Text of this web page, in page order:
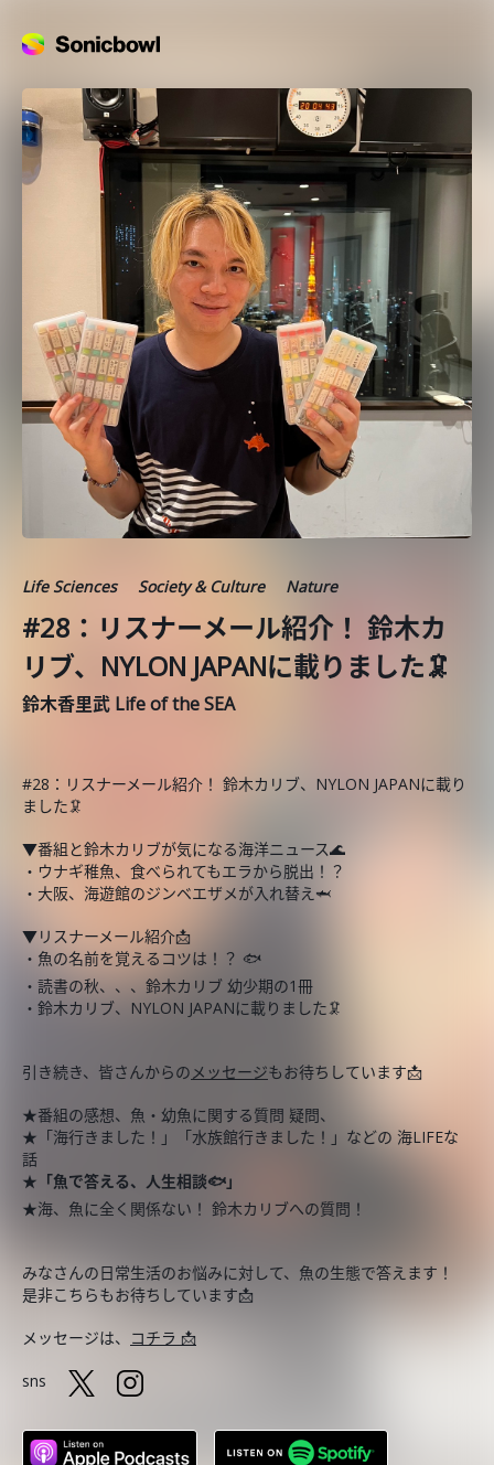
Life Sciences Society & Culture Nature
#28：リスナーメール紹介！ 鈴木カ
リブ、NYLON JAPANに載りました🦑
鈴木香里武 Life of the SEA
#28：リスナーメール紹介！ 鈴木カリブ、NYLON JAPANに載り
ました🦑
▼番組と鈴木カリブが気になる海洋ニュース🌊
・ウナギ稚魚、食べられてもエラから脱出！？
・大阪、海遊館のジンベエザメが入れ替え🦈
▼リスナーメール紹介📩
・魚の名前を覚えるコツは！？ 🐟
・読書の秋、、、鈴木カリブ 幼少期の1冊
・鈴木カリブ、NYLON JAPANに載りました🦑
引き続き、皆さんからのメッセージもお待ちしています📩
★番組の感想、魚・幼魚に関する質問 疑問、
★「海行きました！」「水族館行きました！」などの 海LIFEな
話
★ 「魚で答える、人生相談🐟」
★海、魚に全く関係ない！ 鈴木カリブへの質問！
みなさんの日常生活のお悩みに対して、魚の生態で答えます！
是非こちらもお待ちしています📩
メッセージは、 コチラ 📩
sns